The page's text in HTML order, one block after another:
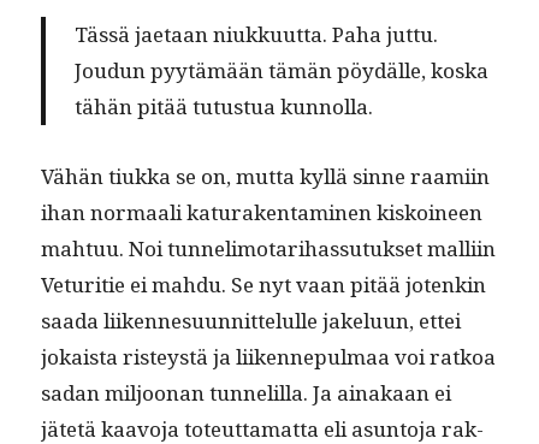
Tässä jae­taan niukku­ut­ta. Paha jut­tu.
Joudun pyytämään tämän pöy­dälle, kos­ka
tähän pitää tutus­tua kunnolla.
Vähän tiuk­ka se on, mut­ta kyl­lä sinne raami­in
ihan nor­maali kat­u­rak­en­t­a­mi­nen kiskoi­neen
mah­tuu. Noi tun­ne­limo­tar­i­has­su­tuk­set malli­in
Vetu­ri­tie ei mah­du. Se nyt vaan pitää jotenkin
saa­da liiken­nesu­un­nit­telulle jakelu­un, ettei
jokaista risteystä ja liiken­nepul­maa voi ratkoa
sadan miljoo­nan tun­nelil­la. Ja ainakaan ei
jätetä kaavo­ja toteut­ta­mat­ta eli asun­to­ja rak­